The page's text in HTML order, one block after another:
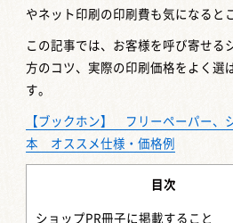
やネット印刷の印刷費も気になると
この記事では、お客様を呼び寄せる
方のコツ、実際の印刷価格をよく選
す。
【ブックホン】 フリーペーパー、
本 オススメ仕様・価格例
目次
ショップPR冊子に掲載すること